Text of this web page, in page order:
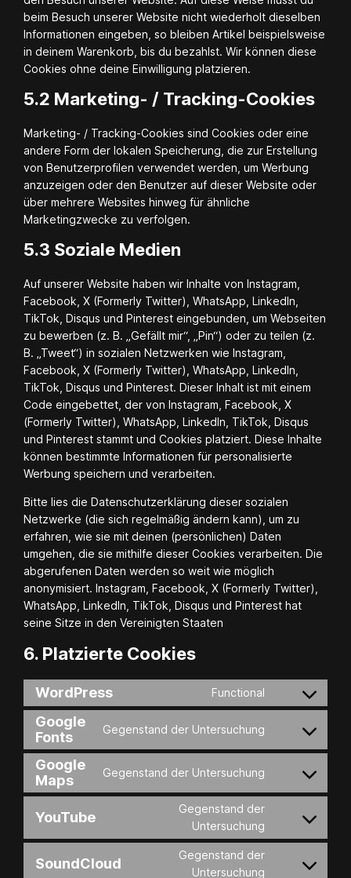
beim Besuch unserer Website nicht wiederholt dieselben
Informationen eingeben, so bleiben Artikel beispielsweise
in deinem Warenkorb, bis du bezahlst. Wir können diese
Cookies ohne deine Einwilligung platzieren.
5.2 Marketing- / Tracking-Cookies
Marketing- / Tracking-Cookies sind Cookies oder eine
andere Form der lokalen Speicherung, die zur Erstellung
von Benutzerprofilen verwendet werden, um Werbung
anzuzeigen oder den Benutzer auf dieser Website oder
über mehrere Websites hinweg für ähnliche
Marketingzwecke zu verfolgen.
5.3 Soziale Medien
Auf unserer Website haben wir Inhalte von Instagram,
Facebook, X (Formerly Twitter), WhatsApp, LinkedIn,
TikTok, Disqus und Pinterest eingebunden, um Webseiten
zu bewerben (z. B. „Gefällt mir“, „Pin“) oder zu teilen (z.
B. „Tweet“) in sozialen Netzwerken wie Instagram,
Facebook, X (Formerly Twitter), WhatsApp, LinkedIn,
TikTok, Disqus und Pinterest. Dieser Inhalt ist mit einem
Code eingebettet, der von Instagram, Facebook, X
(Formerly Twitter), WhatsApp, LinkedIn, TikTok, Disqus
und Pinterest stammt und Cookies platziert. Diese Inhalte
können bestimmte Informationen für personalisierte
Werbung speichern und verarbeiten.
Bitte lies die Datenschutzerklärung dieser sozialen
Netzwerke (die sich regelmäßig ändern kann), um zu
erfahren, wie sie mit deinen (persönlichen) Daten
umgehen, die sie mithilfe dieser Cookies verarbeiten. Die
abgerufenen Daten werden so weit wie möglich
anonymisiert. Instagram, Facebook, X (Formerly Twitter),
WhatsApp, LinkedIn, TikTok, Disqus und Pinterest hat
seine Sitze in den Vereinigten Staaten
6. Platzierte Cookies
WordPress Functional
Consent
service
wordpress
Google
Fonts
Gegenstand der Untersuchung
Consent
to
service
Google
Maps
Gegenstand der Untersuchung
Consent
to
service
YouTube
Gegenstand der
Untersuchung
Consent
to
service
SoundCloud
Gegenstand der
Untersuchung
Consent